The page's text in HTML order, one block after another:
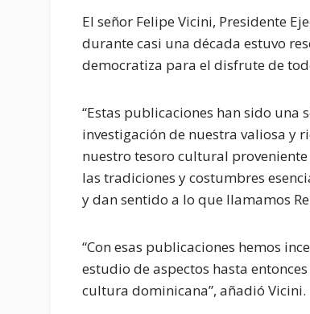
El señor Felipe Vicini, Presidente
durante casi una década estuvo
democratiza para el disfrute de
“Estas publicaciones han sido
investigación de nuestra valiosa y
nuestro tesoro cultural
las tradiciones y costumbres
y dan sentido a lo que llamamos
“Con esas publicaciones hemos
estudio de aspectos hasta
cultura dominicana”, añadió Vicini.